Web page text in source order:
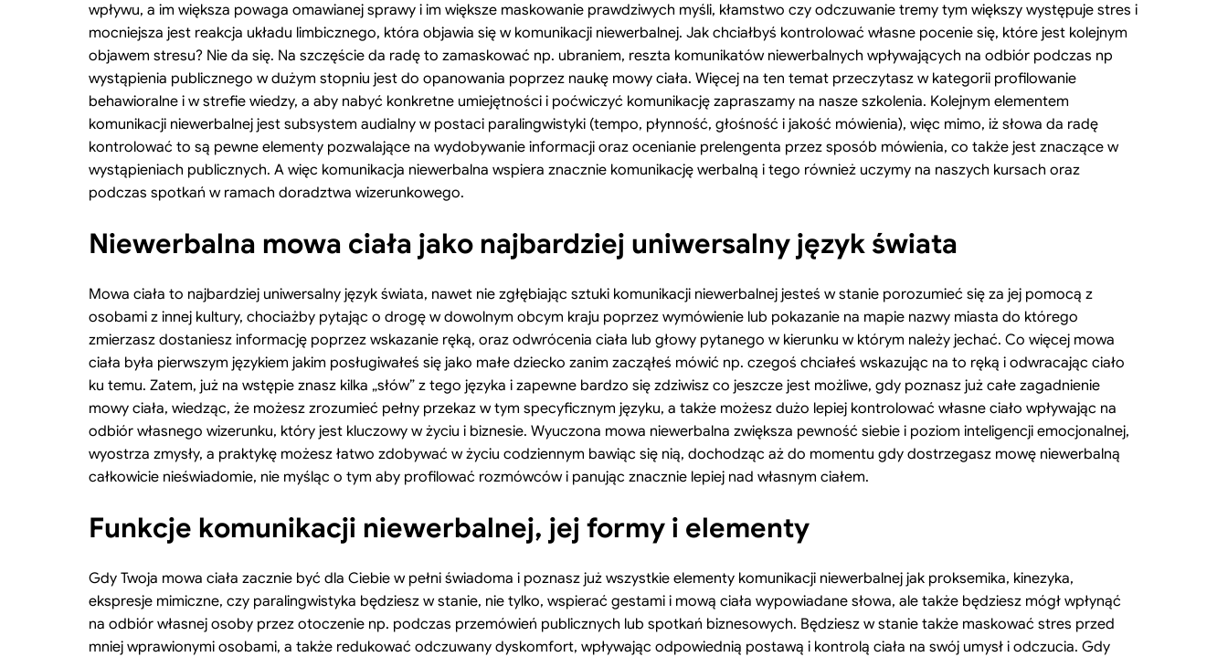
wpływu, a im większa powaga omawianej sprawy i im większe maskowanie prawdziwych myśli, kłamstwo czy odczuwanie tremy tym większy występuje stres i
mocniejsza jest reakcja układu limbicznego, która objawia się w komunikacji niewerbalnej. Jak chciałbyś kontrolować własne pocenie się, które jest kolejnym
objawem stresu? Nie da się. Na szczęście da radę to zamaskować np. ubraniem, reszta komunikatów niewerbalnych wpływających na odbiór podczas np
wystąpienia publicznego w dużym stopniu jest do opanowania poprzez naukę mowy ciała. Więcej na ten temat przeczytasz w kategorii profilowanie
behawioralne i w strefie wiedzy, a aby nabyć konkretne umiejętności i poćwiczyć komunikację zapraszamy na nasze szkolenia. Kolejnym elementem
komunikacji niewerbalnej jest subsystem audialny w postaci paralingwistyki (tempo, płynność, głośność i jakość mówienia), więc mimo, iż słowa da radę
kontrolować to są pewne elementy pozwalające na wydobywanie informacji oraz ocenianie prelengenta przez sposób mówienia, co także jest znaczące w
wystąpieniach publicznych. A więc komunikacja niewerbalna wspiera znacznie komunikację werbalną i tego również uczymy na naszych kursach oraz
podczas spotkań w ramach doradztwa wizerunkowego.
Niewerbalna mowa ciała jako najbardziej uniwersalny język świata
Mowa ciała to najbardziej uniwersalny język świata, nawet nie zgłębiając sztuki komunikacji niewerbalnej jesteś w stanie porozumieć się za jej pomocą z
osobami z innej kultury, chociażby pytając o drogę w dowolnym obcym kraju poprzez wymówienie lub pokazanie na mapie nazwy miasta do którego
zmierzasz dostaniesz informację poprzez wskazanie ręką, oraz odwrócenia ciała lub głowy pytanego w kierunku w którym należy jechać. Co więcej mowa
ciała była pierwszym językiem jakim posługiwałeś się jako małe dziecko zanim zacząłeś mówić np. czegoś chciałeś wskazując na to ręką i odwracając ciało
ku temu. Zatem, już na wstępie znasz kilka „słów” z tego języka i zapewne bardzo się zdziwisz co jeszcze jest możliwe, gdy poznasz już całe zagadnienie
mowy ciała, wiedząc, że możesz zrozumieć pełny przekaz w tym specyficznym języku, a także możesz dużo lepiej kontrolować własne ciało wpływając na
odbiór własnego wizerunku, który jest kluczowy w życiu i biznesie. Wyuczona mowa niewerbalna zwiększa pewność siebie i poziom inteligencji emocjonalnej,
wyostrza zmysły, a praktykę możesz łatwo zdobywać w życiu codziennym bawiąc się nią, dochodząc aż do momentu gdy dostrzegasz mowę niewerbalną
całkowicie nieświadomie, nie myśląc o tym aby profilować rozmówców i panując znacznie lepiej nad własnym ciałem.
Funkcje komunikacji niewerbalnej, jej formy i elementy
Gdy Twoja mowa ciała zacznie być dla Ciebie w pełni świadoma i poznasz już wszystkie elementy komunikacji niewerbalnej jak proksemika, kinezyka,
ekspresje mimiczne, czy paralingwistyka będziesz w stanie, nie tylko, wspierać gestami i mową ciała wypowiadane słowa, ale także będziesz mógł wpłynąć
na odbiór własnej osoby przez otoczenie np. podczas przemówień publicznych lub spotkań biznesowych. Będziesz w stanie także maskować stres przed
mniej wprawionymi osobami, a także redukować odczuwany dyskomfort, wpływając odpowiednią postawą i kontrolą ciała na swój umysł i odczucia. Gdy